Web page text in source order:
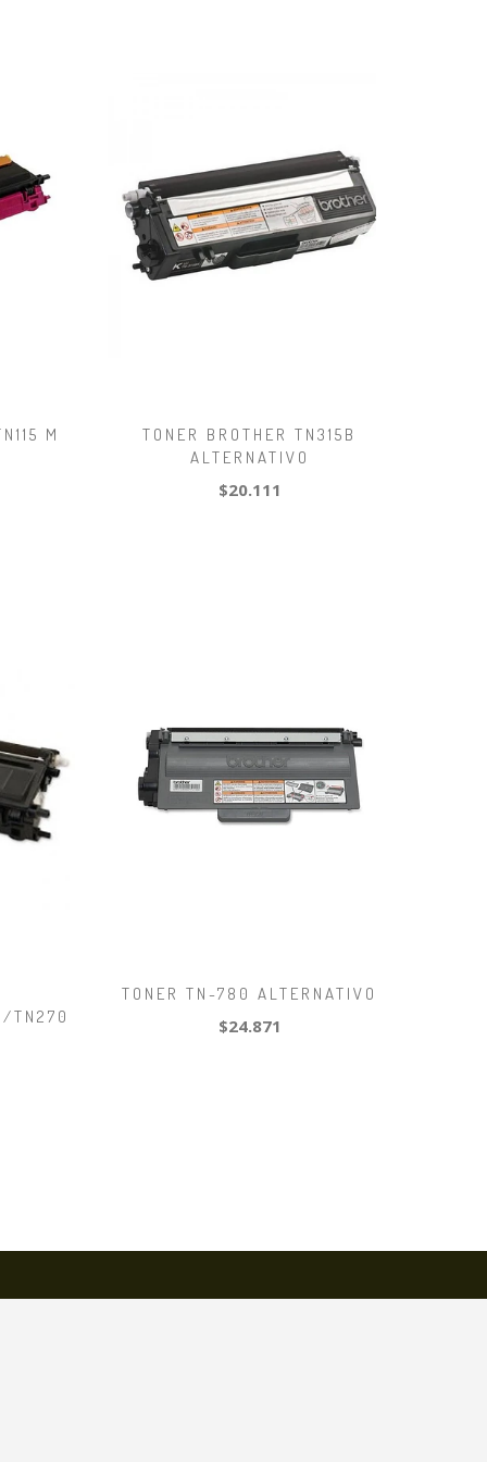
M
TONER BROTHER TN315B
ALTERNATIVO
$20.111
TN270
TONER TN-780 ALTERNATIVO
$24.871